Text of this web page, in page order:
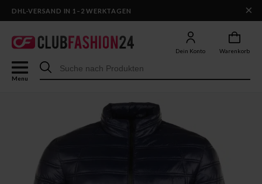
Dein Konto Warenkorb
Menu
DHL-VERSAND IN 1–2 WERKTAGEN ×